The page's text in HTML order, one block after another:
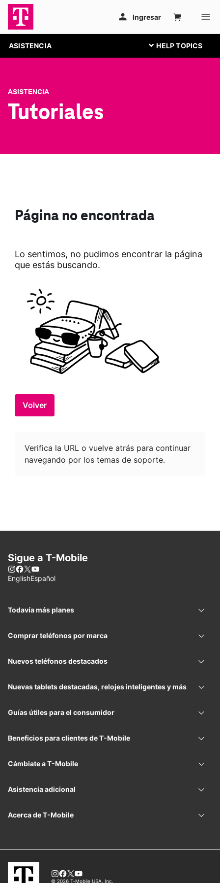
ASISTENCIA
ASISTENCIA
Tutoriales